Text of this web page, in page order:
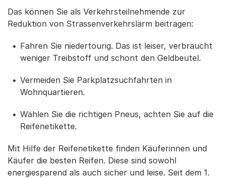
Das können Sie als Verkehrsteilnehmende zur
Reduktion von Strassenverkehrslärm beitragen:
Fahren Sie niedertourig. Das ist leiser, verbraucht
weniger Treibstoff und schont den Geldbeutel.
Vermeiden Sie Parkplatzsuchfahrten in
Wohnquartieren.
Wählen Sie die richtigen Pneus, achten Sie auf die
Reifenetikette.
Mit Hilfe der Reifenetikette finden Käuferinnen und
Käufer die besten Reifen. Diese sind sowohl
energiesparend als auch sicher und leise. Seit dem 1.